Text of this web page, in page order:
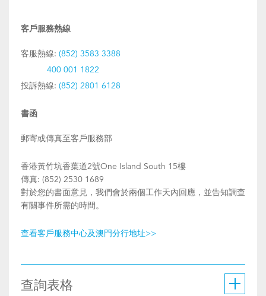
客戶服務熱線
客服熱線: (852) 3583 3388
400 001 1822
投訴熱線: (852) 2801 6128
書函
郵寄或傳真至客戶服務部
香港黃竹坑香葉道2號One Island South 15樓
傳真: (852) 2530 1689
對於您的書面意見，我們會於兩個工作天內回應，並告知調查
有關事件所需的時間。
查看客戶服務中心及澳門分行地址>>
查詢表格